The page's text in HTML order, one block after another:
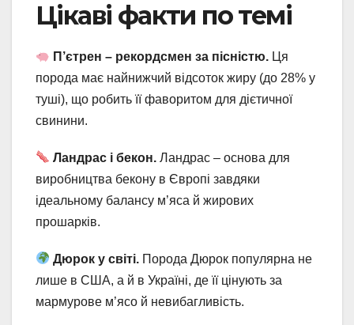
Цікаві факти по темі
П’єтрен – рекордсмен за пісністю. Ця
порода має найнижчий відсоток жиру (до 28% у
туші), що робить її фаворитом для дієтичної
свинини.
Ландрас і бекон. Ландрас – основа для
виробництва бекону в Європі завдяки
ідеальному балансу м’яса й жирових
прошарків.
Дюрок у світі. Порода Дюрок популярна не
лише в США, а й в Україні, де її цінують за
мармурове м’ясо й невибагливість.